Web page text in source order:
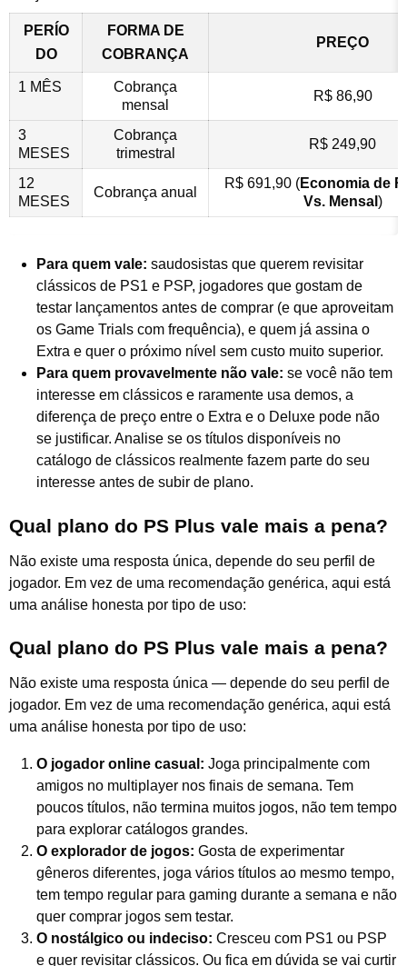
PERÍO
DO
FORMA DE
COBRANÇA
PREÇO
1 MÊS
Cobrança
mensal
R$ 86,90
3
MESES
Cobrança
trimestral
R$ 249,90
12
MESES
Cobrança anual
R$ 691,90 (Economia de
Vs. Mensal )
Para quem vale: saudosistas que querem revisitar
clássicos de PS1 e PSP, jogadores que gostam de
testar lançamentos antes de comprar (e que aproveitam
os Game Trials com frequência), e quem já assina o
Extra e quer o próximo nível sem custo muito superior.
Para quem provavelmente não vale: se você não tem
interesse em clássicos e raramente usa demos, a
diferença de preço entre o Extra e o Deluxe pode não
se justificar. Analise se os títulos disponíveis no
catálogo de clássicos realmente fazem parte do seu
interesse antes de subir de plano.
Qual plano do PS Plus vale mais a pena?
Não existe uma resposta única, depende do seu perfil de
jogador. Em vez de uma recomendação genérica, aqui está
uma análise honesta por tipo de uso:
Qual plano do PS Plus vale mais a pena?
Não existe uma resposta única — depende do seu perfil de
jogador. Em vez de uma recomendação genérica, aqui está
uma análise honesta por tipo de uso:
O jogador online casual: Joga principalmente com
amigos no multiplayer nos finais de semana. Tem
poucos títulos, não termina muitos jogos, não tem tempo
para explorar catálogos grandes.
O explorador de jogos: Gosta de experimentar
gêneros diferentes, joga vários títulos ao mesmo tempo,
tem tempo regular para gaming durante a semana e não
quer comprar jogos sem testar.
O nostálgico ou indeciso: Cresceu com PS1 ou PSP
e quer revisitar clássicos. Ou fica em dúvida se vai curtir